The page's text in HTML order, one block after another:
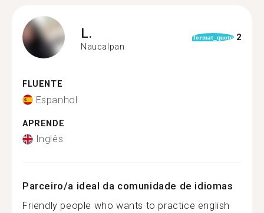
L.
Naucalpan
format_quote 2
FLUENTE
Espanhol
APRENDE
Inglês
Parceiro/a ideal da comunidade de idiomas
Friendly people who wants to practice english